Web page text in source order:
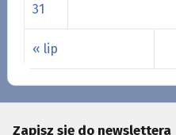
« lip
31
Zapisz się do newslettera